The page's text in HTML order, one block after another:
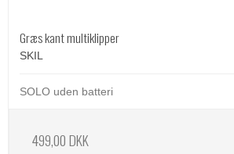
Græs kant multiklipper
SKIL
SOLO uden batteri
499,00 DKK